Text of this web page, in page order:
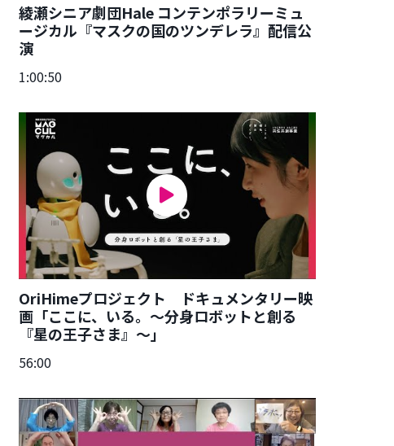
綾瀬シニア劇団Hale コンテンポラリーミュ
ージカル『マスクの国のツンデレラ』配信公
演
1:00:50
OriHimeプロジェクト ドキュメンタリー映
画「ここに、いる。～分身ロボットと創る
『星の王子さま』～」
56:00